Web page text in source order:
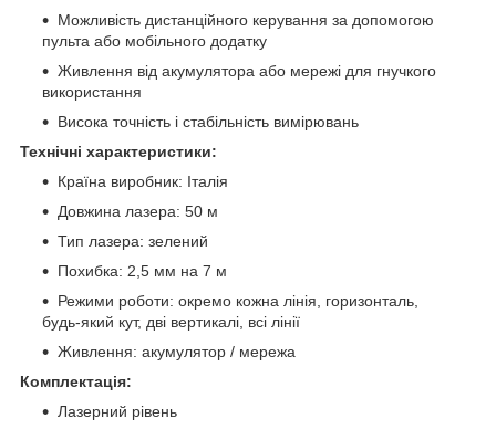
Можливість дистанційного керування за допомогою
пульта або мобільного додатку
Живлення від акумулятора або мережі для гнучкого
використання
Висока точність і стабільність вимірювань
Технічні характеристики:
Країна виробник: Італія
Довжина лазера: 50 м
Тип лазера: зелений
Похибка: 2,5 мм на 7 м
Режими роботи: окремо кожна лінія, горизонталь,
будь-який кут, дві вертикалі, всі лінії
Живлення: акумулятор / мережа
Комплектація:
Лазерний рівень